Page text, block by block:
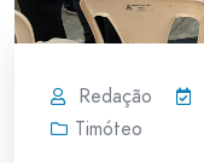
Redação
Timóteo